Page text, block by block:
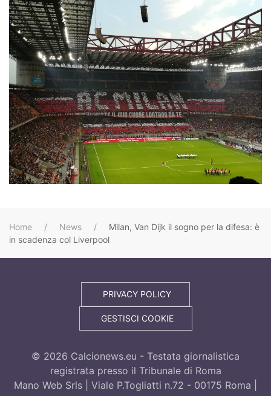
Home News
Milan, Van Dijk il sogno per la difesa: è
in scadenza col Liverpool
PRIVACY POLICY
GESTISCI COOKIE
© 2026 Calcionews.eu - Testata giornalistica
registrata presso il Tribunale di Roma
Mano Web Srls | Viale P.Togliatti n.72 - 00175 Roma |